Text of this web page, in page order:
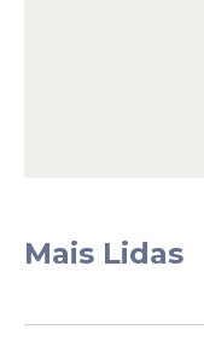
Mais Lidas